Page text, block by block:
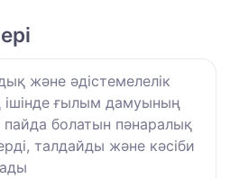
және әдістемелелік
ішінде ғылым дамуының
пайда болатын пәнаралық
талдайды және кәсіби